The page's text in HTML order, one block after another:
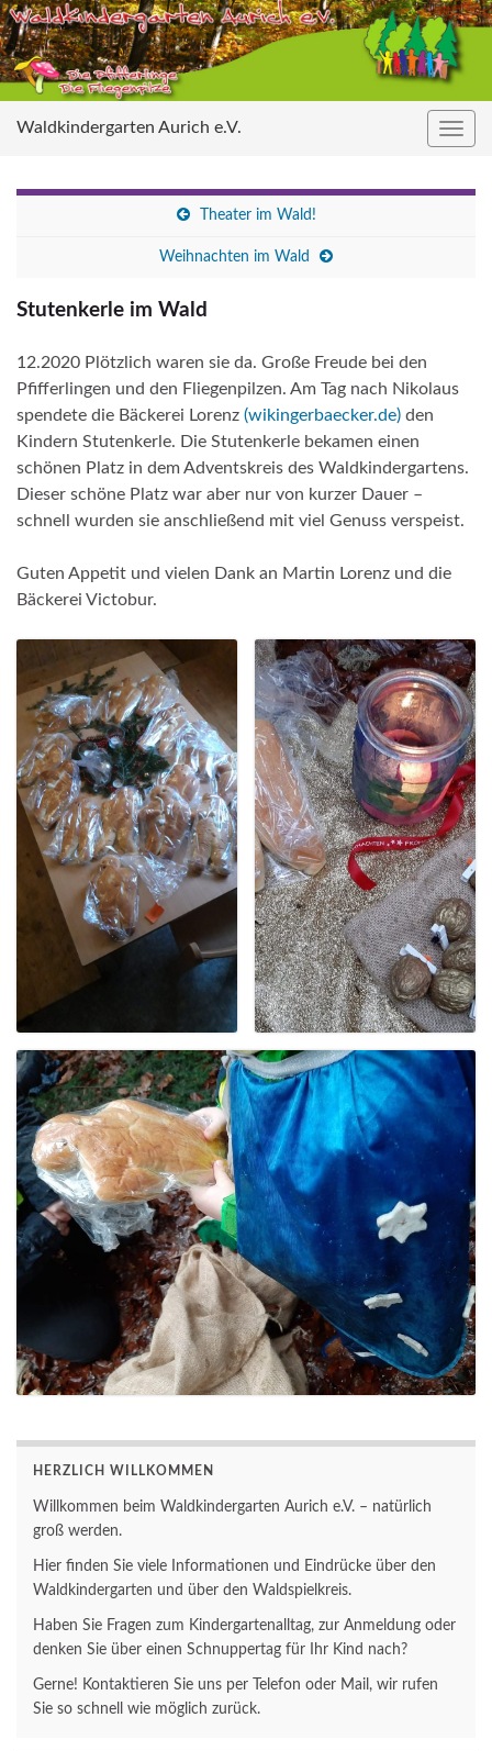
Waldkindergarten Aurich e.V.
Theater im Wald!
Weihnachten im Wald
Stutenkerle im Wald
12.2020 Plötzlich waren sie da. Große Freude bei den
Pfifferlingen und den Fliegenpilzen. Am Tag nach Nikolaus
spendete die Bäckerei Lorenz (wikingerbaecker.de) den
Kindern Stutenkerle. Die Stutenkerle bekamen einen
schönen Platz in dem Adventskreis des Waldkindergartens.
Dieser schöne Platz war aber nur von kurzer Dauer –
schnell wurden sie anschließend mit viel Genuss verspeist.
Guten Appetit und vielen Dank an Martin Lorenz und die
Bäckerei Victobur.
HERZLICH WILLKOMMEN
Willkommen beim Waldkindergarten Aurich e.V. – natürlich
groß werden.
Hier finden Sie viele Informationen und Eindrücke über den
Waldkindergarten und über den Waldspielkreis.
Haben Sie Fragen zum Kindergartenalltag, zur Anmeldung oder
denken Sie über einen Schnuppertag für Ihr Kind nach?
Gerne! Kontaktieren Sie uns per Telefon oder Mail, wir rufen
Sie so schnell wie möglich zurück.